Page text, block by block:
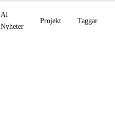
AI
Nyheter
Projekt Taggar